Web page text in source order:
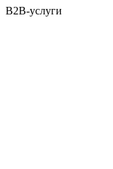
B2B-услуги